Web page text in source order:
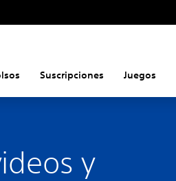
Suscripciones Juegos
y